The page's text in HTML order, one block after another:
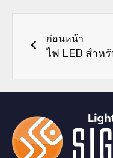
ก่อนหน้า